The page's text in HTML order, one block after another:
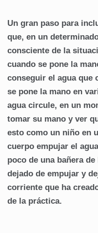
Un gran paso para
que, en un
consciente de la
cuando se pone la
conseguir el agua que
se pone la mano en
agua circule, en un
tomar su mano y ver
esto como un niño en
cuerpo empujar el
poco de una bañera
dejado de empujar y
corriente que ha
de la práctica.